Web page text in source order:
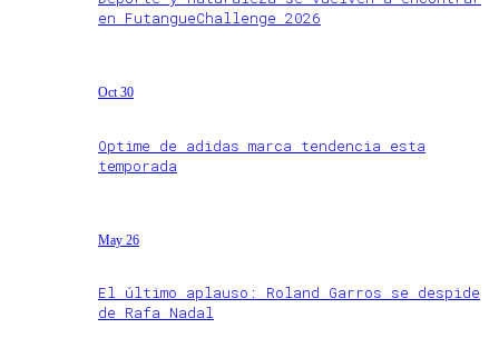
en FutangueChallenge 2026
Oct 30
Optime de adidas marca tendencia esta
temporada
May 26
El último aplauso: Roland Garros se despide
de Rafa Nadal